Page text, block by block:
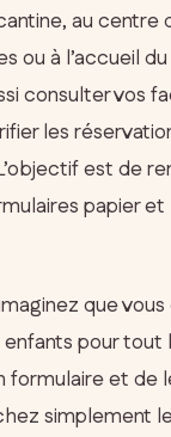
au centre
ou à l’accueil
consulter vos
les
est de
papier
que
pour tout
formulaire et de
simplement